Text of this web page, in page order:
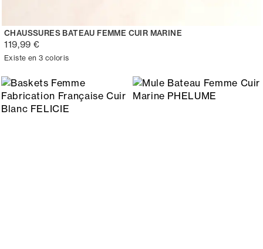
CHAUSSURES BATEAU FEMME CUIR MARINE
119,99 €
Existe en 3 coloris